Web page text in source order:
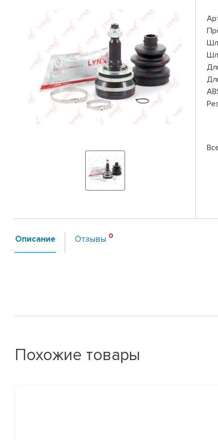
Описание Отзывы
Похожие товары